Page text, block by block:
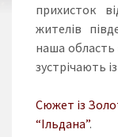
прихисток
жителів
наша область
зустрічають
Сюжет із
“Ільдана”.